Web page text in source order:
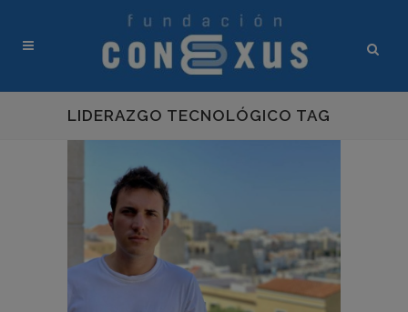
LIDERAZGO TECNOLÓGICO TAG